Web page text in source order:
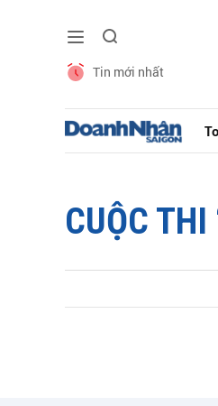
Tin mới nhất
CUỘC THI